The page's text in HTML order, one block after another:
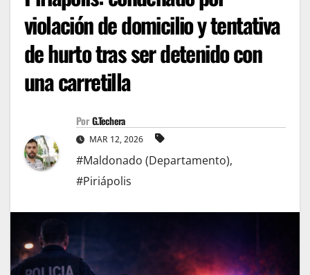
violación de domicilio y tentativa
de hurto tras ser detenido con
una carretilla
Por G.Techera
MAR 12, 2026
#Maldonado (Departamento),
#Piriápolis